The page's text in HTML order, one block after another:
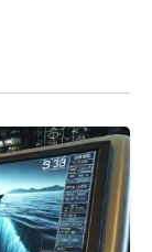
oceánica